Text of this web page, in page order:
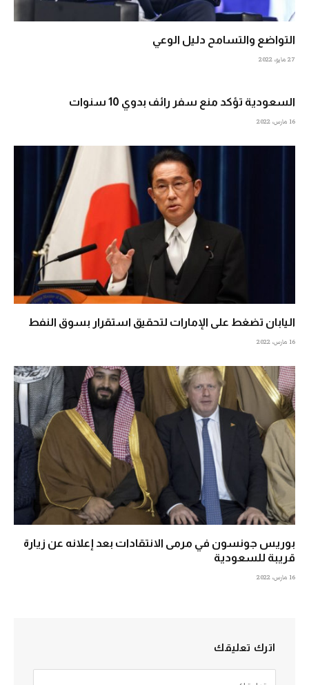
التواضع والتسامح دليل الوعي
27 مايو، 2022
السعودية تؤكد منع سفر رائف بدوي 10 سنوات
16 مارس، 2022
اليابان تضغط على الإمارات لتحقيق استقرار بسوق النفط
16 مارس، 2022
بوريس جونسون في مرمى الانتقادات بعد إعلانه عن زيارة
قريبة للسعودية
16 مارس، 2022
اترك تعليقك